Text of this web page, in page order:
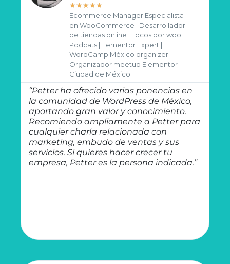
★★★★★
Ecommerce Manager Especialista
en WooCommerce | Desarrollador
de tiendas online | Locos por woo
Podcats |Elementor Expert |
WordCamp México organizer|
Organizador meetup Elementor
Ciudad de México
“Petter ha ofrecido varias ponencias en
la comunidad de WordPress de México,
aportando gran valor y conocimiento.
Recomiendo ampliamente a Petter para
cualquier charla relacionada con
marketing, embudo de ventas y sus
servicios. Si quieres hacer crecer tu
empresa, Petter es la persona indicada.”